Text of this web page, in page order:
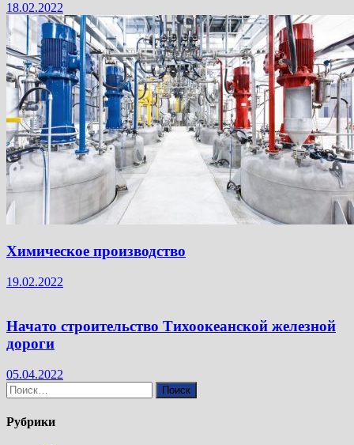
18.02.2022
Химическое производство
19.02.2022
Начато строительство Тихоокеанской железной
дороги
05.04.2022
Найти:
Рубрики